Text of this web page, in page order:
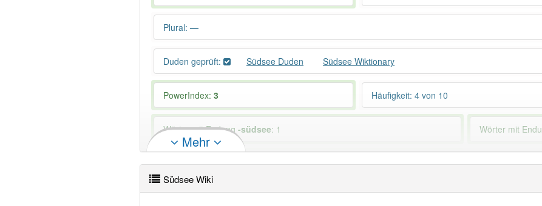
Plural: —
Duden geprüft: Südsee Duden Südsee Wiktionary
PowerIndex: 3 Häufigkeit: 4 von 10
Wörter mit Endung -südsee: 1 Wörter mit
94% unserer Spielapp-Nutzer haben den Artikel korrekt erraten.
Mehr
Südsee Wiki